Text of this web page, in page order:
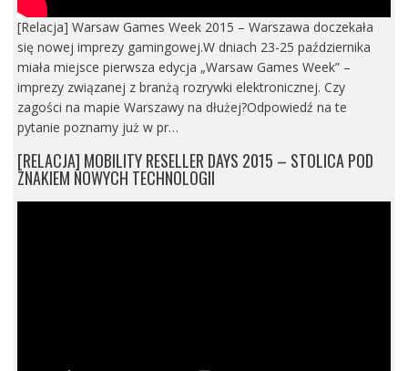
[Relacja] Warsaw Games Week 2015 – Warszawa doczekała
się nowej imprezy gamingowej.W dniach 23-25 października
miała miejsce pierwsza edycja „Warsaw Games Week” –
imprezy związanej z branżą rozrywki elektronicznej. Czy
zagości na mapie Warszawy na dłużej?Odpowiedź na te
pytanie poznamy już w pr…
[RELACJA] MOBILITY RESELLER DAYS 2015 – STOLICA POD
ZNAKIEM NOWYCH TECHNOLOGII